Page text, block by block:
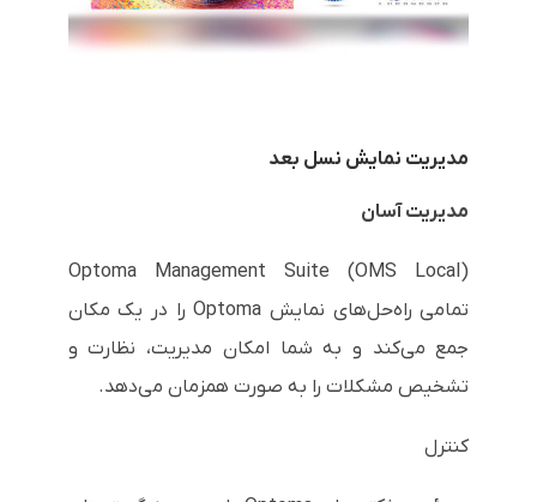
مدیریت نمایش نسل بعد
مدیریت آسان
Optoma Management Suite (OMS Local)
تمامی راه‌حل‌های نمایش Optoma را در یک مکان
جمع می‌کند و به شما امکان مدیریت، نظارت و
تشخیص مشکلات را به صورت همزمان می‌دهد.
کنترل